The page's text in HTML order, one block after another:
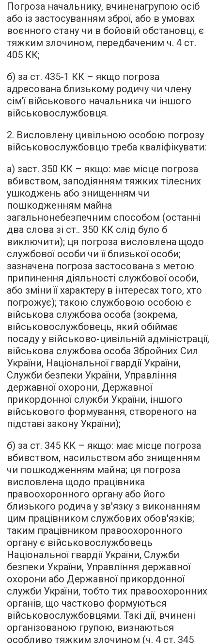
Погроза начальнику, вчиненагрупою осіб
або із застосуванням зброї, або в умовах
воєнного стану чи в бойовій обстановці, є
тяжким злочином, передбаченим ч. 4 ст.
405 КК;
б) за ст. 435-1 КК – якщо погроза
адресована близькому родичу чи члену
сім’ї військового начальника чи іншого
військовослужбовця.
2. Висловлену цивільною особою погрозу
військовослужбовцю треба кваліфікувати:
а) заст. 350 КК – якщо: має місце погроза
вбивством, заподіянням тяжких тілесних
ушкоджень або знищенням чи
пошкодженням майна
загальнонебезпечним способом (останні
два слова зі ст.. 350 КК слід було б
виключити); ця погроза висловлена щодо
службової особи чи її близької особи;
зазначена погроза застосована з метою
припинення діяльності службової особи,
або зміни її характеру в інтересах того, хто
погрожує); такою службовою особою є
військова службова особа (зокрема,
військовослужбовець, який обіймає
посаду у військово-цивільній адміністрації,
військова службова особа Збройних Сил
України, Національної гвардії України,
Служби безпеки України, Управління
державної охорони, Державної
прикордонної служби України, іншого
військового формування, створеного на
підставі закону України);
б) за ст. 345 КК – якщо: має місце погроза
вбивством, насильством або знищенням
чи пошкодженням майна; ця погроза
висловлена щодо працівника
правоохоронного органу або його
близького родича у зв'язку з виконанням
цим працівником службових обов'язків;
таким працівником правоохоронного
органу є військовослужбовець
Національної гвардії України, Служби
безпеки України, Управління державної
охорони або Державної прикордонної
служби України, тобто тих правоохоронних
органів, що частково формуються
військовослужбовцями. Такі дії, вчинені
організованою групою, визнаються
особливо тяжким злочином (ч. 4 ст. 345